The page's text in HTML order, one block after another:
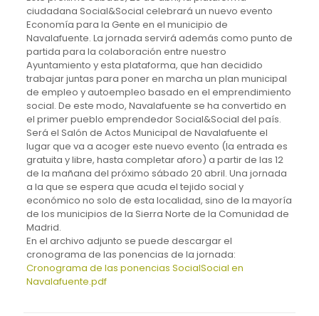
ciudadana Social&Social celebrará un nuevo evento
Economía para la Gente en el municipio de
Navalafuente. La jornada servirá además como punto de
partida para la colaboración entre nuestro
Ayuntamiento y esta plataforma, que han decidido
trabajar juntas para poner en marcha un plan municipal
de empleo y autoempleo basado en el emprendimiento
social. De este modo, Navalafuente se ha convertido en
el primer pueblo emprendedor Social&Social del país.
Será el Salón de Actos Municipal de Navalafuente el
lugar que va a acoger este nuevo evento (la entrada es
gratuita y libre, hasta completar aforo) a partir de las 12
de la mañana del próximo sábado 20 abril. Una jornada
a la que se espera que acuda el tejido social y
económico no solo de esta localidad, sino de la mayoría
de los municipios de la Sierra Norte de la Comunidad de
Madrid.
En el archivo adjunto se puede descargar el
cronograma de las ponencias de la jornada:
Cronograma de las ponencias SocialSocial en
Navalafuente.pdf